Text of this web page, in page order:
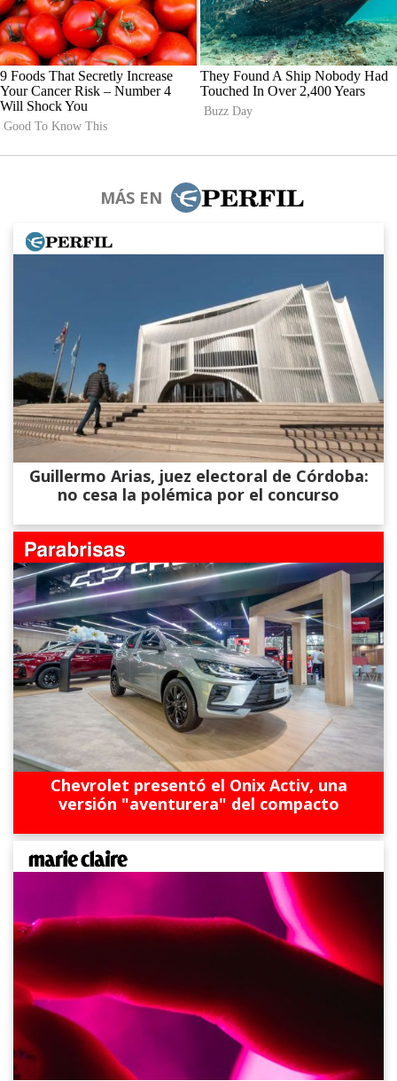
MÁS EN
Guillermo Arias, juez electoral de Córdoba:
no cesa la polémica por el concurso
Chevrolet presentó el Onix Activ, una
versión "aventurera" del compacto